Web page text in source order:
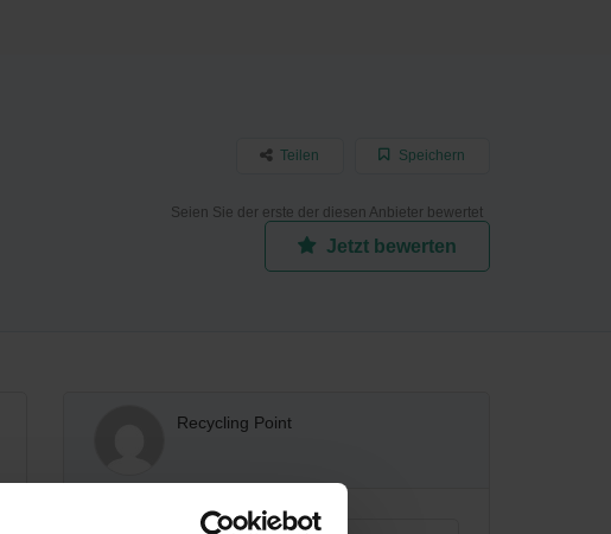
Speichern
Teilen
Seien Sie der erste der diesen Anbieter bewertet
Jetzt bewerten
Recycling Point